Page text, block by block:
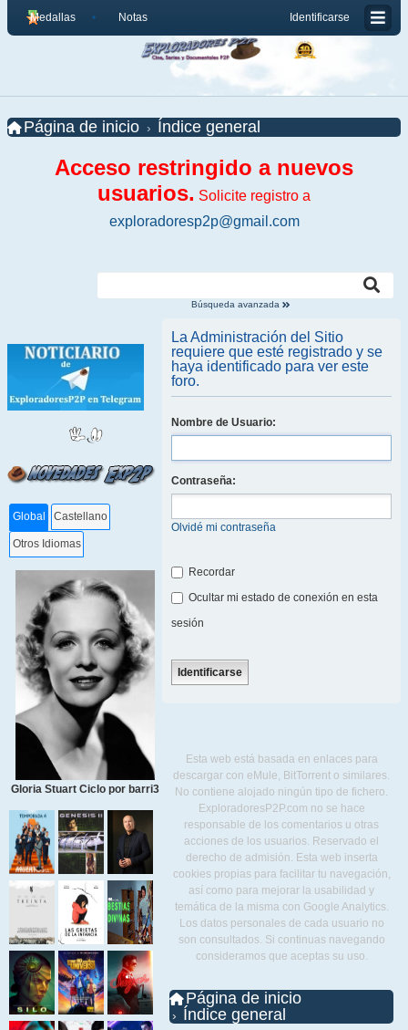
Identificarse
Medallas Notas
Página de inicio Índice general
Acceso restringido a nuevos
usuarios. Solicite registro a
exploradoresp2p@gmail.com
Búsqueda avanzada
Global Castellano
Otros Idiomas
Gloria Stuart Ciclo por barri3
La Administración del Sitio
requiere que esté registrado y se
haya identificado para ver este
foro.
Nombre de Usuario:
Contraseña:
Olvidé mi contraseña
Recordar
Ocultar mi estado de conexión en esta
sesión
Esta web está basada en enlaces para
descargar con eMule, BitTorrent o similares.
No contiene alojado ningún tipo de fichero.
ExploradoresP2P.com no se hace
responsable de los comentarios u otras
acciones de los usuarios. Reservado el
derecho de admisión. Esta web inserta
cookies propias para facilitar tu navegación,
así como para mejorar la usabilidad y
temática de la misma con Google Analytics.
Los datos personales de cada usuario no
son consultados. Si continuas navegando
consideramos que aceptas su uso.
Página de inicio
Índice general